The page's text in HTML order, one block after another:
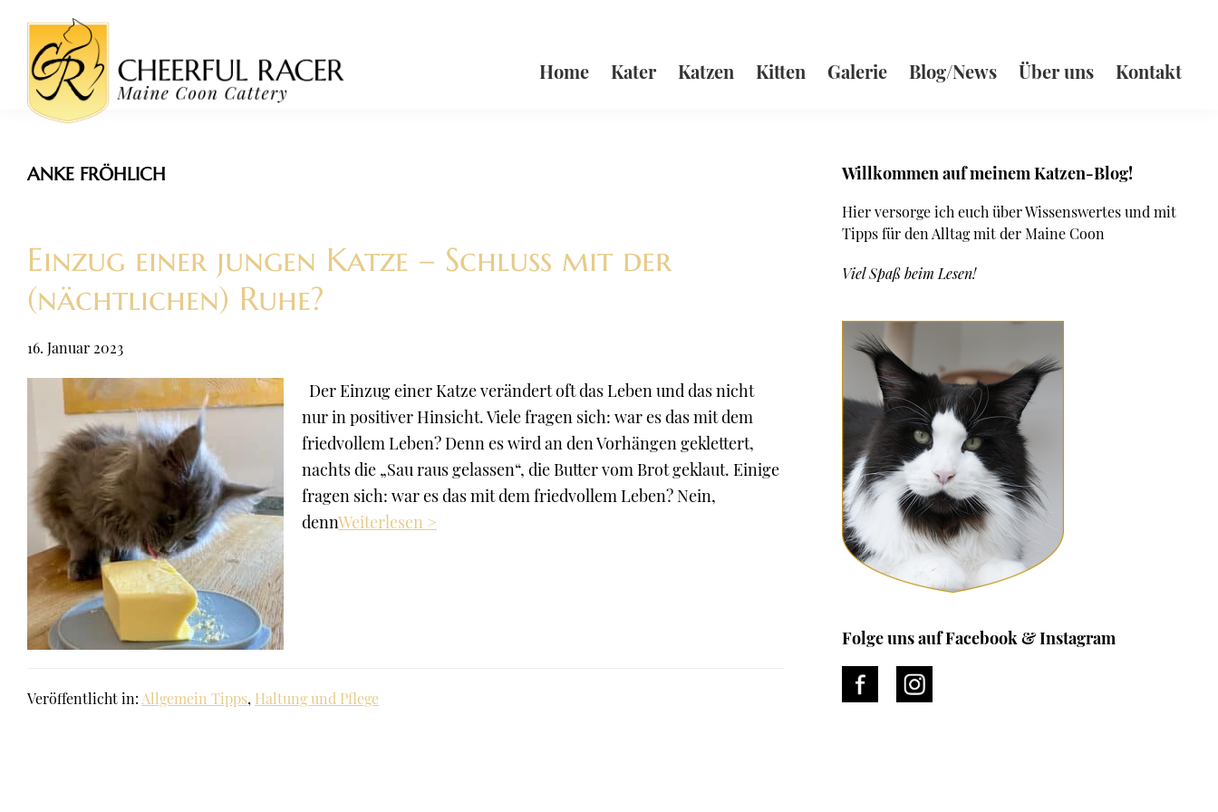
Hauptnavigation
springen
springen
Seitenspalte
springen
Fußzeile
springen
Cheerful
Maine
Coon
Coon
Zucht
Bayern
Home Kater Katzen Kitten Galerie Blog/News Über uns Kontakt
ANKE FRÖHLICH
Einzug einer jungen Katze – Schluss mit der
(nächtlichen) Ruhe?
16. Januar 2023
Der Einzug einer Katze verändert oft das Leben und das nicht
nur in positiver Hinsicht. Viele fragen sich: war es das mit dem
friedvollem Leben? Denn es wird an den Vorhängen geklettert,
nachts die „Sau raus gelassen“, die Butter vom Brot geklaut. Einige
fragen sich: war es das mit dem friedvollem Leben? Nein,
dennWeiterlesen >
Veröffentlicht in: Allgemein Tipps, Haltung und Pflege
Seitenspalte
Willkommen auf meinem Katzen-Blog!
Hier versorge ich euch über Wissenswertes und mit
Tipps für den Alltag mit der Maine Coon
Viel Spaß beim Lesen!
Folge uns auf Facebook & Instagram